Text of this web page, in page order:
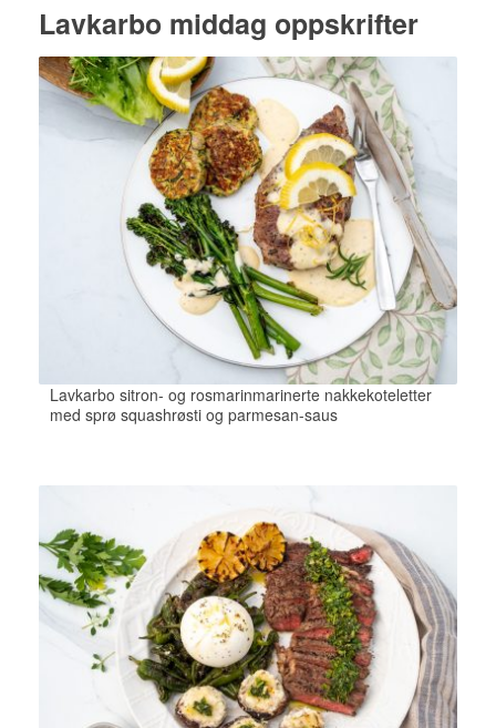
Lavkarbo middag oppskrifter
Lavkarbo sitron- og rosmarinmarinerte nakkekoteletter
med sprø squashrøsti og parmesan-saus